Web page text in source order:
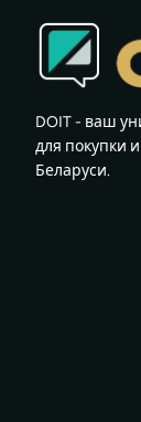
DOIT - ваш
для покупки
Беларуси.